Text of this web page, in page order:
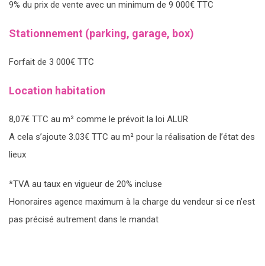
9% du prix de vente avec un minimum de 9 000€ TTC
Stationnement (parking, garage, box)
Forfait de 3 000€ TTC
Location habitation
8,07€ TTC au m² comme le prévoit la loi ALUR
A cela s’ajoute 3.03€ TTC au m² pour la réalisation de l’état des
lieux
*TVA au taux en vigueur de 20% incluse
Honoraires agence maximum à la charge du vendeur si ce n’est
pas précisé autrement dans le mandat